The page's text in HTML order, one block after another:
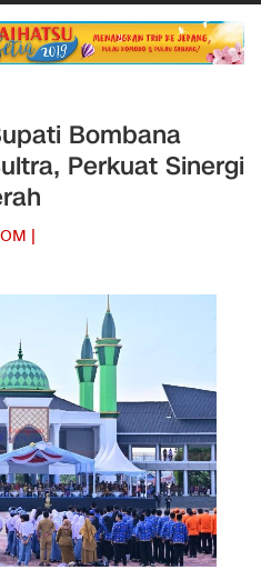
Bombana
Perkuat Sinergi
|